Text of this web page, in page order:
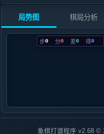
局势图 棋局分析
步0 分0 差0 得0
象棋打谱程序 v2.68 ©